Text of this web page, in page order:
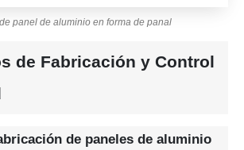
panel de aluminio en forma de panal
de Fabricación y Control
de paneles de aluminio